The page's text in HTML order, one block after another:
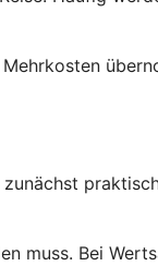
muss. Bei